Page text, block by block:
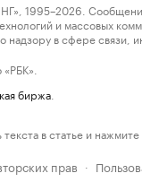
Сообщения и
и массовых
в сфере
биржа
в статье и
прав ·